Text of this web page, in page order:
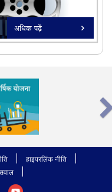
सभी देखें
अधिक पढ़ें
हाइपरलिंक नीति